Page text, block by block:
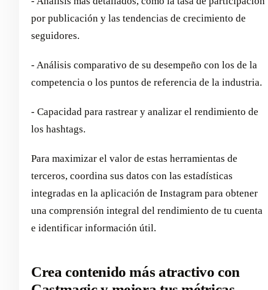
por publicación y las tendencias de crecimiento de
seguidores.
- Análisis comparativo de su desempeño con los de la
competencia o los puntos de referencia de la industria.
- Capacidad para rastrear y analizar el rendimiento de
los hashtags.
Para maximizar el valor de estas herramientas de
terceros, coordina sus datos con las estadísticas
integradas en la aplicación de Instagram para obtener
una comprensión integral del rendimiento de tu cuenta
e identificar información útil.
Crea contenido más atractivo con